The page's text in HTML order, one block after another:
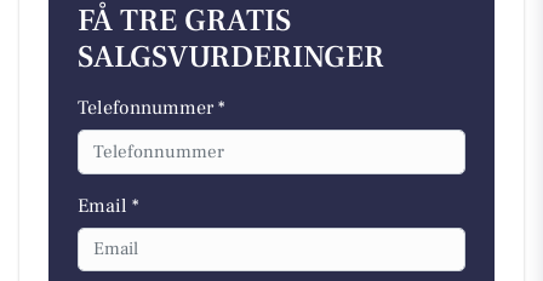
FÅ TRE GRATIS
SALGSVURDERINGER
Telefonnummer *
Email *